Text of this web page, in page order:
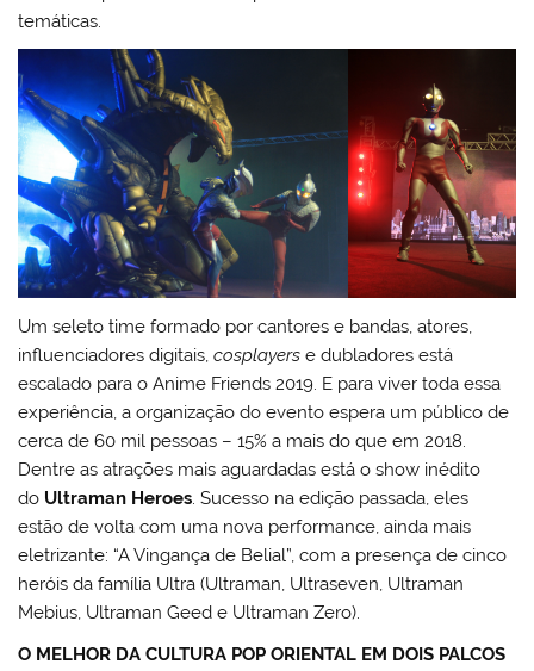
temáticas.
Um seleto time formado por cantores e bandas, atores,
influenciadores digitais,cosplayers e dubladores está
escalado para o Anime Friends 2019. E para viver toda essa
experiência, a organização do evento espera um público de
cerca de 60 mil pessoas – 15% a mais do que em 2018.
Dentre as atrações mais aguardadas está o show inédito
do Ultraman Heroes . Sucesso na edição passada, eles
estão de volta com uma nova performance, ainda mais
eletrizante: “A Vingança de Belial”, com a presença de cinco
heróis da família Ultra (Ultraman, Ultraseven, Ultraman
Mebius, Ultraman Geed e Ultraman Zero).
O MELHOR DA CULTURA POP ORIENTAL EM DOIS PALCOS